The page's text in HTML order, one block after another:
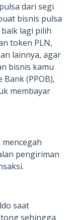
dari segi
bisnis pulsa
lagi pilih
token PLN,
lainnya, agar
bisnis kamu
(PPOB),
membayar
mencegah
pengiriman
saat
sehingga